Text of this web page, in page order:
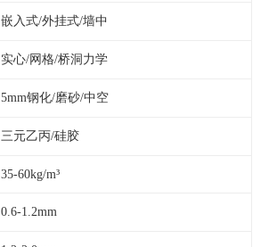
嵌入式/外挂式/墙中
实心/网格/桥洞力学
5mm钢化/磨砂/中空
三元乙丙/硅胶
35-60kg/m³
0.6-1.2mm